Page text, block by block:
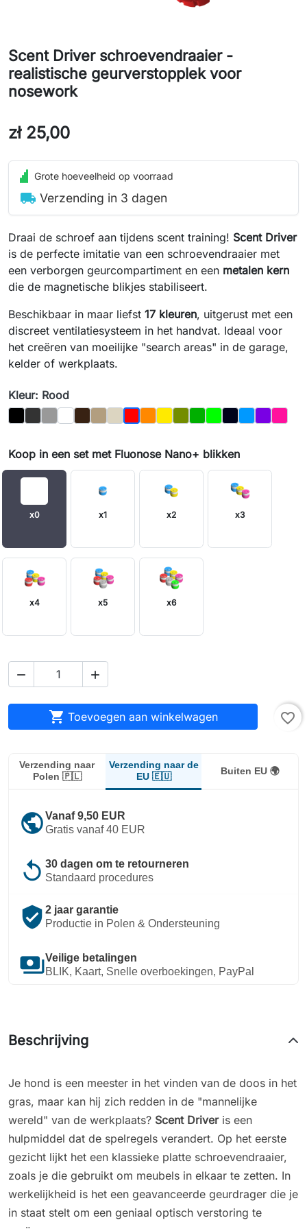
Scent Driver schroevendraaier -
realistische geurverstopplek voor
nosework
zł 25,00
Grote hoeveelheid op voorraad
local_shipping Verzending in 3 dagen
Draai de schroef aan tijdens scent training! Scent Driver
is de perfecte imitatie van een schroevendraaier met
een verborgen geurcompartiment en een metalen kern
die de magnetische blikjes stabiliseert.
Beschikbaar in maar liefst 17 kleuren, uitgerust met een
discreet ventilatiesysteem in het handvat. Ideaal voor
het creëren van moeilijke "search areas" in de garage,
kelder of werkplaats.
Kleur: Rood
ZwartGrafitGrijsWitBruin
EikBotRoodSinaasappel
GeelOliveDonker_Groen
Light_Green
Night_Sky
BlauwPaars
Koop in een set met Fluonose Nano+ blikken
x0 x1 x2 x3
x4 x5 x6
 
 Toevoegen aan winkelwagen favorite_border
Verzending naar
Polen 🇵🇱
Verzending naar de
EU 🇪🇺
Buiten EU 🌍
publicVanaf 9,50 EUR
Gratis vanaf 40 EUR
replay 30 dagen om te retourneren
Standaard procedures
verified_user 2 jaar garantie
Productie in Polen & Ondersteuning
paymentsVeilige betalingen
BLIK, Kaart, Snelle overboekingen, PayPal
Beschrijving
Je hond is een meester in het vinden van de doos in het
gras, maar kan hij zich redden in de "mannelijke
wereld" van de werkplaats? Scent Driveris een
hulpmiddel dat de spelregels verandert. Op het eerste
gezicht lijkt het een klassieke platte schroevendraaier,
zoals je die gebruikt om meubels in elkaar te zetten. In
werkelijkheid is het een geavanceerde geurdrager die je
in staat stelt om een geniaal optisch verstoring te